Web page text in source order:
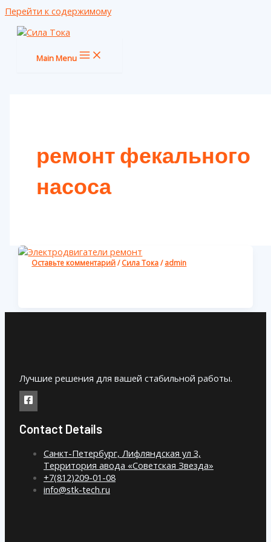
Перейти к содержимому
Main Menu
ремонт фекального
насоса
Оставьте комментарий /Сила Тока/admin
Лучшие решения для вашей стабильной работы.
Contact Details
Санкт-Петербург, Лифляндская ул 3,
Территория авода «Советская Звезда»
+7(812)209-01-08
info@stk-tech.ru